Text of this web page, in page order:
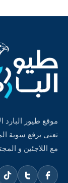
موقع طيور
تعنى برفع سوية
مع اللاجئين و